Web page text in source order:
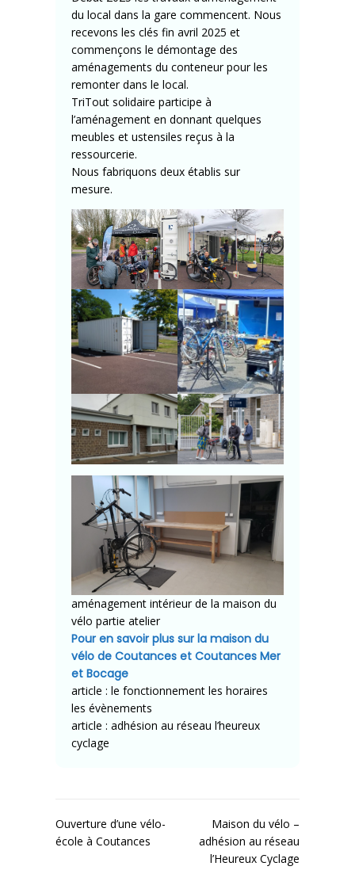
du local dans la gare commencent. Nous
recevons les clés fin avril 2025 et
commençons le démontage des
aménagements du conteneur pour les
remonter dans le local.
TriTout solidaire participe à
l’aménagement en donnant quelques
meubles et ustensiles reçus à la
ressourcerie.
Nous fabriquons deux établis sur
mesure.
aménagement intérieur de la maison du
vélo partie atelier
Pour en savoir plus sur la maison du
vélo de Coutances et Coutances Mer
et Bocage
article : le fonctionnement les horaires
les évènements
article : adhésion au réseau l’heureux
cyclage
Navigation
Ouverture d’une vélo-
école à Coutances
Maison du vélo –
adhésion au réseau
l’Heureux Cyclage